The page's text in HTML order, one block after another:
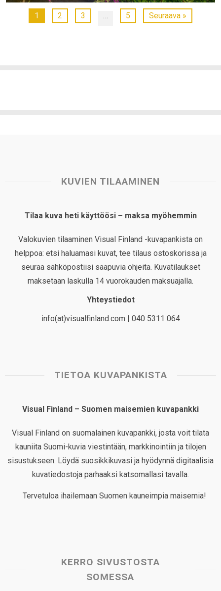
1 2 3 … 5 Seuraava »
KUVIEN TILAAMINEN
Tilaa kuva heti käyttöösi – maksa myöhemmin
Valokuvien tilaaminen Visual Finland -kuvapankista on
helppoa: etsi haluamasi kuvat, tee tilaus ostoskorissa ja
seuraa sähköpostiisi saapuvia ohjeita. Kuvatilaukset
maksetaan laskulla 14 vuorokauden maksuajalla.
Yhteystiedot
info(at)visualfinland.com | 040 5311 064
TIETOA KUVAPANKISTA
Visual Finland – Suomen maisemien kuvapankki
Visual Finland on suomalainen kuvapankki, josta voit tilata
kauniita Suomi-kuvia viestintään, markkinointiin ja tilojen
sisustukseen. Löydä suosikkikuvasi ja hyödynnä digitaalisia
kuvatiedostoja parhaaksi katsomallasi tavalla.
Tervetuloa ihailemaan Suomen kauneimpia maisemia!
KERRO SIVUSTOSTA
SOMESSA